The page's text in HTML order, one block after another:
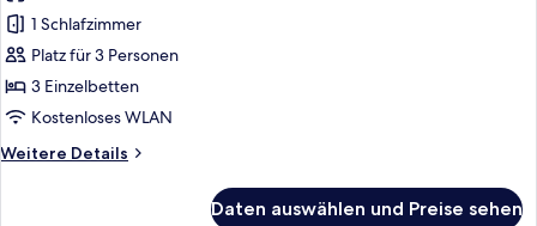
Dreibettzimmer,
3 Einzelbetten,
Kanalblick
anzeigen
1 Schlafzimmer
Platz für 3 Personen
3 Einzelbetten
Kostenloses WLAN
Weitere Details
Weitere
Daten auswählen und Preise sehen